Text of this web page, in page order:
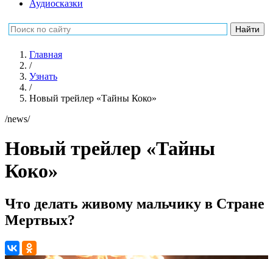
Аудиосказки
Главная
/
Узнать
/
Новый трейлер «Тайны Коко»
/news/
Новый трейлер «Тайны
Коко»
Что делать живому мальчику в Стране
Мертвых?